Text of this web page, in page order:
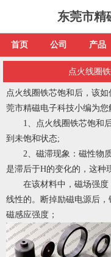
东莞市精
首页 公司 产品
点火线圈
点火线圈铁芯饱和后，该
莞市精磁电子科技小编为您
1、点火线圈铁芯饱和后
到未饱和状态;
2、磁滞现象：磁性物质
是滞后于H的变化的，这种
在该材料中，磁场强度
线性的。断掉励磁电源后
磁感应强度；